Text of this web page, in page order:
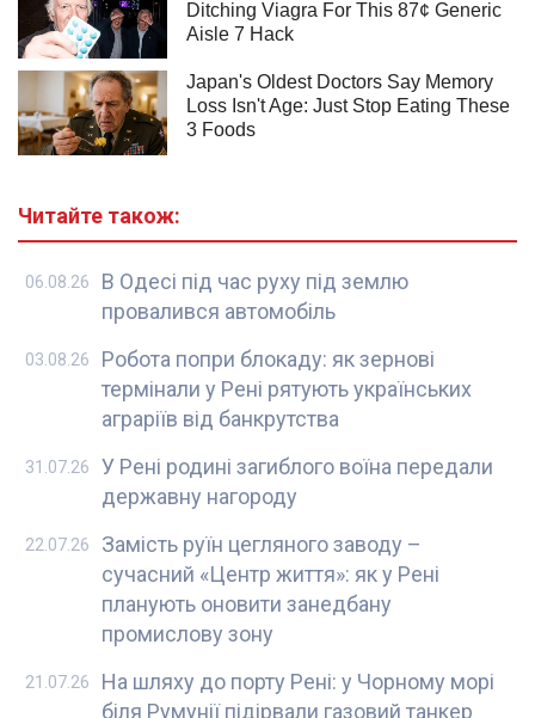
Читайте також:
В Одесі під час руху під землю
провалився автомобіль
06.08.26
Робота попри блокаду: як зернові
термінали у Рені рятують українських
аграріїв від банкрутства
03.08.26
У Рені родині загиблого воїна передали
державну нагороду
31.07.26
Замість руїн цегляного заводу –
сучасний «Центр життя»: як у Рені
планують оновити занедбану
промислову зону
22.07.26
На шляху до порту Рені: у Чорному морі
біля Румунії підірвали газовий танкер
21.07.26